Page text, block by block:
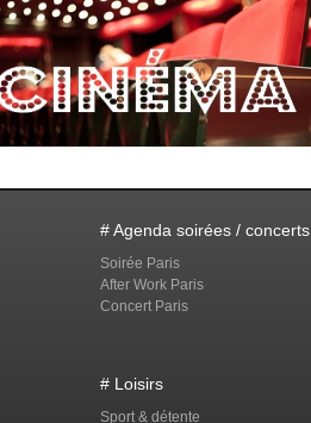
# Agenda soirées / concerts
Soirée Paris
After Work Paris
Concert Paris
# Loisirs
Sport & détente